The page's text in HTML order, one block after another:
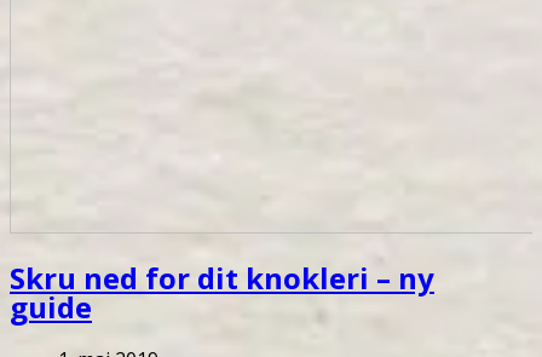
Skru ned for dit knokleri – ny
guide